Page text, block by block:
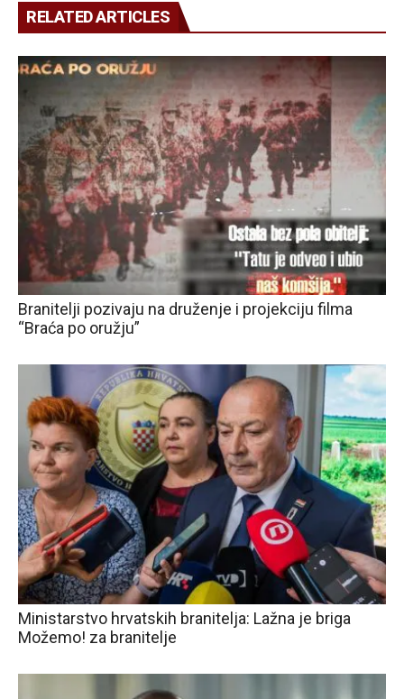
RELATED ARTICLES
Branitelji pozivaju na druženje i projekciju filma
“Braća po oružju”
Ministarstvo hrvatskih branitelja: Lažna je briga
Možemo! za branitelje